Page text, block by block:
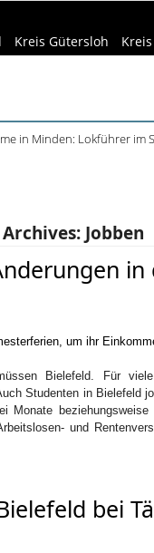
Kreis Gütersloh
in Minden: Lokführer im
Archives: Jobben
Bielefeld. Für
Studenten in Bielefeld
und
bei